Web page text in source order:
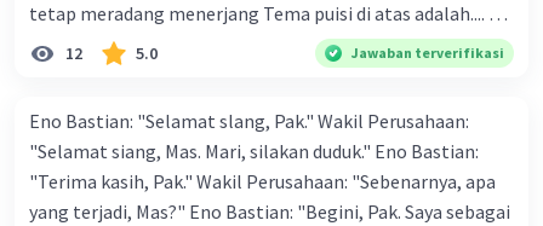
12 Juli 2025 11:42
Kok lucu ya ceritanya 😁🙂‍↕️👍🏻.
Harnum H Level 44
26 Desember 2024 01:27
tetap meradang menerjang Tema puisi di atas adalah.... A.
ketekunan dan kemauan seseorang dalam
memperjuangan hak dirinya B. kemauan untuk hidup
mendapatkan cinta sejati D. seseorang yang tidak mau
diganggu oleh siapapun E. kepasrahan kepada keadaan
yang sedang terjadi
12 5.0 Jawaban terverifikasi
Eno Bastian: "Selamat slang, Pak." Wakil Perusahaan:
"Selamat siang, Mas. Mari, silakan duduk." Eno Bastian:
"Terima kasih, Pak." Wakil Perusahaan: "Sebenarnya, apa
yang terjadi, Mas?" Eno Bastian: "Begini, Pak. Saya sebagai